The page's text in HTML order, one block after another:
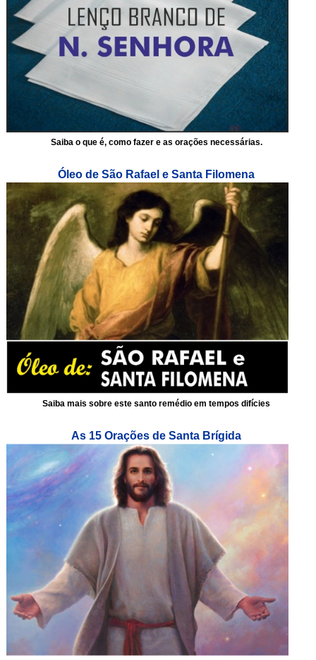
Saiba o que é, como fazer e as orações necessárias.
Óleo de São Rafael e Santa Filomena
Saiba mais sobre este santo remédio em tempos difícies
As 15 Orações de Santa Brígida